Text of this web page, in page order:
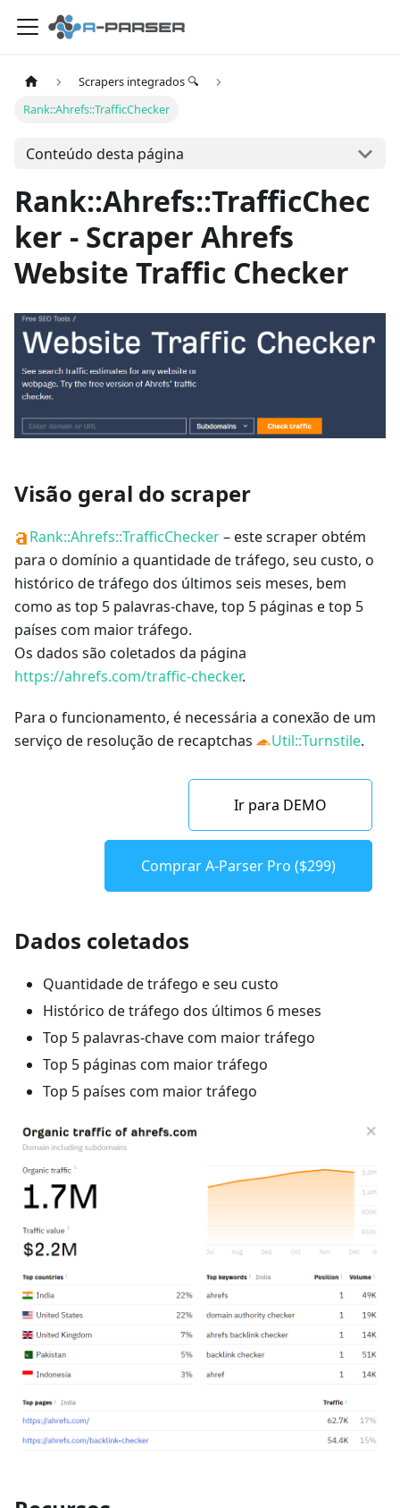
Scrapers integrados 🔍
Rank::Ahrefs::TrafficChecker
Conteúdo desta página
Rank::Ahrefs::TrafficChec
ker - Scraper Ahrefs
Website Traffic Checker
Visão geral do scraper
Rank::Ahrefs::TrafficChecker– este scraper obtém
para o domínio a quantidade de tráfego, seu custo, o
histórico de tráfego dos últimos seis meses, bem
como as top 5 palavras-chave, top 5 páginas e top 5
países com maior tráfego.
Os dados são coletados da página
https://ahrefs.com/traffic-checker.
Para o funcionamento, é necessária a conexão de um
serviço de resolução de recaptchas
Util::Turnstile.
Ir para DEMO
Comprar A-Parser Pro ($299)
Dados coletados
Quantidade de tráfego e seu custo
Histórico de tráfego dos últimos 6 meses
Top 5 palavras-chave com maior tráfego
Top 5 páginas com maior tráfego
Top 5 países com maior tráfego